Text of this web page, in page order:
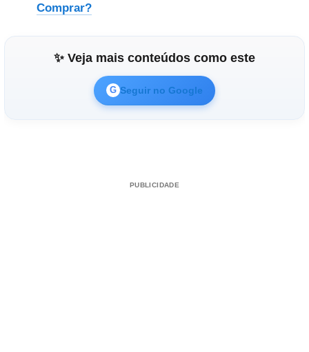
Comprar?
✨ Veja mais conteúdos como este
G Seguir no Google
PUBLICIDADE